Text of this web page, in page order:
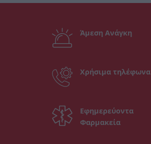
Άμεση Ανάγκη
Χρήσιμα τηλέφωνα
Εφημερεύοντα
Φαρμακεία